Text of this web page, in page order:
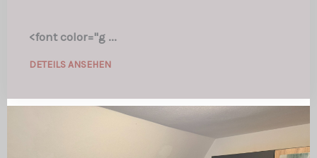
<font color="g ...
DETEILS ANSEHEN